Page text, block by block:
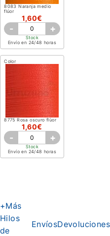
8083 Naranja medio
flúor
1,60€
- +
Stock
Envío en 24/48 horas
Color
8775 Rosa oscuro flùor
1,60€
- +
Stock
Envío en 24/48 horas
+Más
Hilos
de
EnvíosDevoluciones